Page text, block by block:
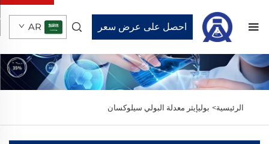
احصل على عرض سعر AR
الرئيسية> بوليإيثر معدلة البولي سيلوكسان